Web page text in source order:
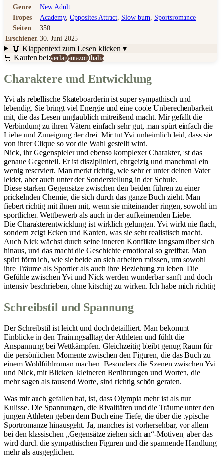
Genre
New Adult
Tropes
Academy, Opposites Attract Slow burn
Sportsromance
Seiten
350
Erschienen 30. Juni 2025
📖 Klappentext zum Lesen klicken ▾
🛒 Kaufen bei:verlagamazonthalia
Charaktere und Entwicklung
Yvi als rebellische Skateboarderin ist super sympathisch und
lebendig. Sie bringt viel Energie und eine coole Unberechenbarkeit
mit, die das Lesen unglaublich mitreißend macht. Mir gefällt die
Verbindung zu ihren Vätern einfach sehr gut, man spürt einfach die
Liebe und Zuneigung der drei. Mir tut Yvi unheimlich leid, dass sie
von ihrer Clique so vor die Wahl gestellt wird.
Nick, ihr Gegenspieler und ebenso komplexer Charakter, ist das
genaue Gegenteil. Er ist diszipliniert, ehrgeizig und manchmal ein
wenig reserviert. Man merkt richtig, wie sehr er unter deinen Vater
leidet, aber auch unter der Sonderstellung in der Schule.
Diese starken Gegensätze zwischen den beiden führen zu einer
prickelnden Chemie, die sich durch das ganze Buch zieht. Man
fiebert richtig mit ihnen mit, wenn sie miteinander ringen, sowohl im
sportlichen Wettbewerb als auch in der aufkeimenden Liebe.
Die Charakterentwicklung ist wirklich gelungen. Yvi wirkt nie flach,
sondern zeigt Ecken und Kanten, was sie sehr realistisch macht.
Auch Nick wächst durch seine inneren Konflikte langsam über sich
hinaus, und das macht die Geschichte emotional so greifbar. Man
spürt förmlich, wie sie beide an sich arbeiten müssen, um sowohl
ihre Träume als Sportler als auch ihre Beziehung zu leben. Die
Gefühle zwischen Yvi und Nick werden wunderbar sanft und doch
intensiv beschrieben, ohne kitschig zu wirken. Ich habe mich richtig
Schreibstil und Spannung
Der Schreibstil ist leicht und doch detailliert. Man bekommt
Einblicke in den Trainingsalltag der Athleten und fühlt die
Anspannung bei Wettkämpfen. Gleichzeitig bleibt genug Raum für
die persönlichen Momente zwischen den Figuren, die das Buch zu
einem Wohlfühlroman machen. Besonders die Szenen zwischen Yvi
und Nick, mit Blicken, kleineren Berührungen und Worten, die
mehr sagen als tausend Worte, sind richtig schön geraten.
Was mir auch gefallen hat, ist, dass Olympia mehr ist als nur
Kulisse. Die Spannungen, die Rivalitäten und die Träume unter den
jungen Athleten geben dem Buch eine Tiefe, die über die typische
Sportromanze hinausgeht. Ja, manches ist vorhersehbar, vor allem
bei den klassischen „Gegensätze ziehen sich an“-Motiven, aber das
wird durch die sympathischen Figuren und die spannende Handlung
mehr als ausgeglichen.